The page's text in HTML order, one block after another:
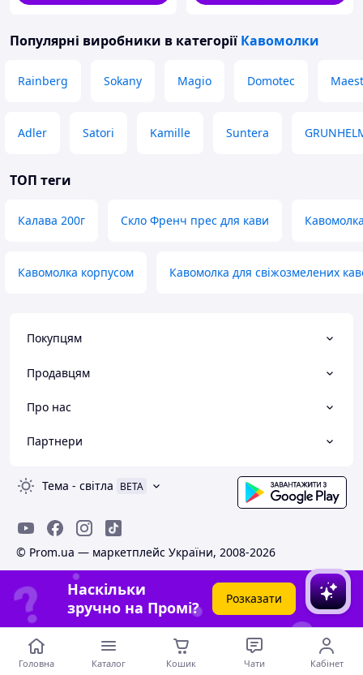
Популярні виробники в категорії Кавомолки
Rainberg Sokany Magio Domotec
Adler Satori Kamille Suntera
ТОП теги
Калава 200г Скло Френч прес для кави
Кавомолка корпусом Кавомолка для свіжозмелених
Покупцям
Продавцям
Про нас
Партнери
Тема - світла BETA
© Prom.ua — маркетплейс України, 2008-2026
Наскільки
зручно на Промі?
Розказати
Головна Каталог Кошик Чати Кабінет